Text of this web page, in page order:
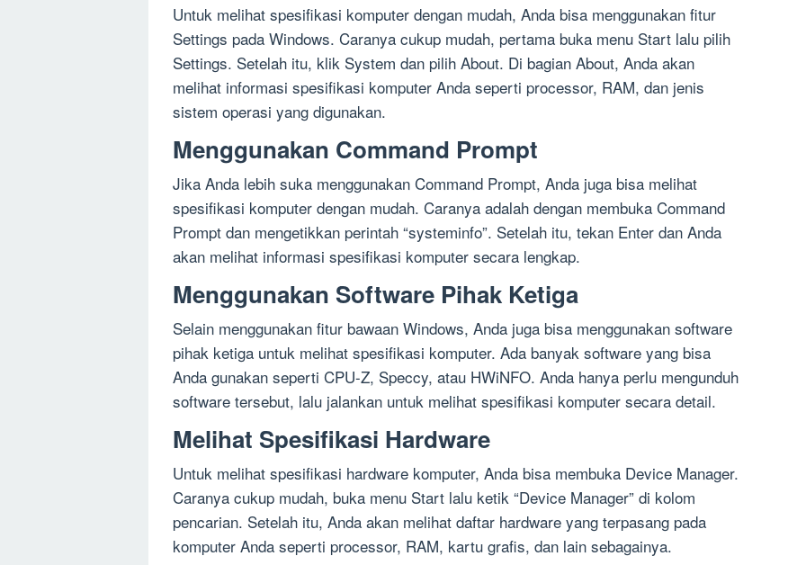
Untuk melihat spesifikasi komputer dengan mudah, Anda bisa menggunakan fitur
Settings pada Windows. Caranya cukup mudah, pertama buka menu Start lalu pilih
Settings. Setelah itu, klik System dan pilih About. Di bagian About, Anda akan
melihat informasi spesifikasi komputer Anda seperti processor, RAM, dan jenis
sistem operasi yang digunakan.
Menggunakan Command Prompt
Jika Anda lebih suka menggunakan Command Prompt, Anda juga bisa melihat
spesifikasi komputer dengan mudah. Caranya adalah dengan membuka Command
Prompt dan mengetikkan perintah “systeminfo”. Setelah itu, tekan Enter dan Anda
akan melihat informasi spesifikasi komputer secara lengkap.
Menggunakan Software Pihak Ketiga
Selain menggunakan fitur bawaan Windows, Anda juga bisa menggunakan software
pihak ketiga untuk melihat spesifikasi komputer. Ada banyak software yang bisa
Anda gunakan seperti CPU-Z, Speccy, atau HWiNFO. Anda hanya perlu mengunduh
software tersebut, lalu jalankan untuk melihat spesifikasi komputer secara detail.
Melihat Spesifikasi Hardware
Untuk melihat spesifikasi hardware komputer, Anda bisa membuka Device Manager.
Caranya cukup mudah, buka menu Start lalu ketik “Device Manager” di kolom
pencarian. Setelah itu, Anda akan melihat daftar hardware yang terpasang pada
komputer Anda seperti processor, RAM, kartu grafis, dan lain sebagainya.